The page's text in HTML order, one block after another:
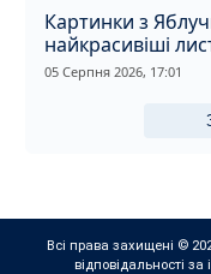
Картинки з
найкрасивіші
святом
05 Серпня 2026, 17:01
Всі права захищені ©
відповідальності